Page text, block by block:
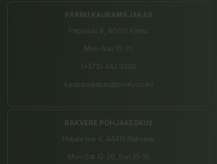
PÄRNU KAUBAMAJAKAS
Papiniidu 8, 80010 Pärnu
Mon-Sun 10-20
(+372) 442 9390
kaubamajakas@bio4you.eu
RAKVERE PÕHJAKESKUS
Haljala tee 4, 44415 Rakvere
Mon-Sat 10-20, Sun 10-19